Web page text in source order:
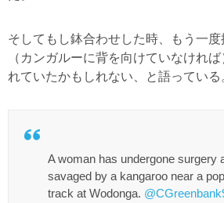
そしてもし鉢合わせした時、もう一
（カンガルーに背を向けていなけれ
れていたかもしれない、と語っている
A woman has undergone surgery
savaged by a kangaroo near a
track at Wodonga.